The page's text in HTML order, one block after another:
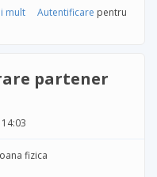
mult
despre Bilant formule
Autentificare pentru
partener
fizica